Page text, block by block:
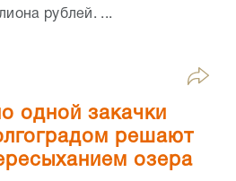
рублей. ...
одной закачки
решают
озера